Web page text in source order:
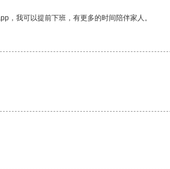
，我可以提前下班，有更多的时间陪伴家人。